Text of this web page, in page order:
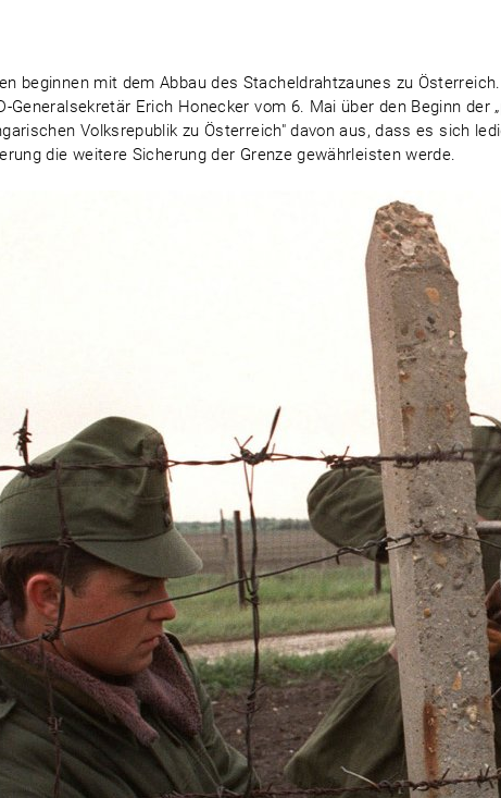
beginnen mit dem Abbau des Stacheldrahtzaunes zu
Generalsekretär Erich Honecker vom 6. Mai über den Beginn der
Volksrepublik zu Österreich" davon aus, dass es sich
die weitere Sicherung der Grenze gewährleisten werde.